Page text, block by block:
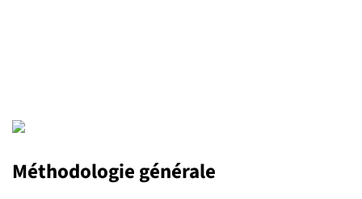
Méthodologie générale